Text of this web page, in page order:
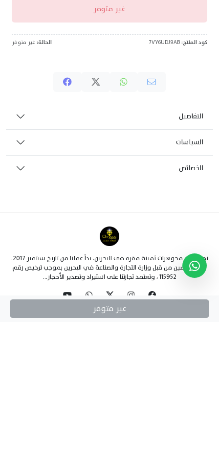
غير متوفر
كود المنتج: الحالة:غير متوفر
التفاصيل
السياسات
الخصائص
غير متوفر
نحن متجر مجوهرات ثمينة مقره في البحرين. بدأ عملنا من تاريخ سبتمبر 2017.
نحن مرخصين من قبل وزارة التجارة والصناعة في البحرين بموجب ترخيص رقم
115952 ، وتعتمد تجارتنا على استيراد وتصدير الأحجار...
روابط رئيسية